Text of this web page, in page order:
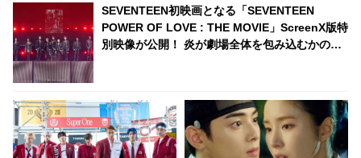
SEVENTEEN初映画となる「SEVENTEEN
POWER OF LOVE : THE MOVIE」ScreenX版特
別映像が公開！ 炎が劇場全体を包み込むかのよ